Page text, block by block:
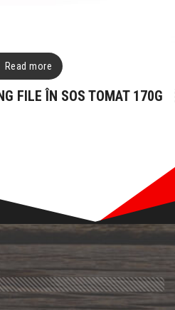
Read more
FILE ÎN SOS TOMAT 170G